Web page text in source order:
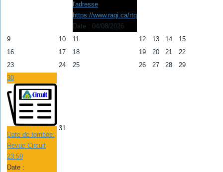
l'adresse
https://www.raqi.ca/rtq
Date : 04/08/2026
9 10 11 12 13 14
15
16
17 18 19 20 21
22
23
24 25 26 27 28
29
30
Date de tombée:
Revue Circuit
23:59
Date :
31